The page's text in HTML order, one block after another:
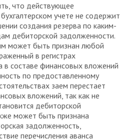
что действующее
учете не содержит
создания резерва по каким-
дебиторской задолженности.
может быть признан любой
в регистрах
в составе финансовых вложений
по предоставленному
заем перестает
вложений, так как не
дебиторской
может быть признана
задолженность,
перечисления аванса